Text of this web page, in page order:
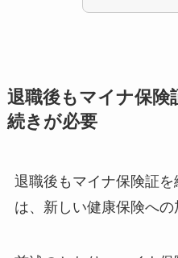
退職後もマイナ保険
続きが必要
退職後もマイナ保険証
は、新しい健康保険への